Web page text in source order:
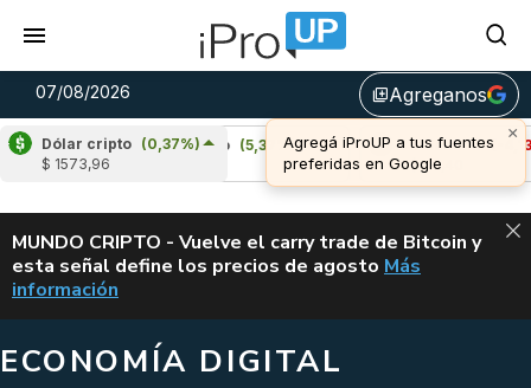
07/08/2026 library_addAgreganos
Dólar cripto (0,37%)
$ 1573,96
Cardano (5,37%)
Avalanche
(-4,13%)
u$s 6,40
ALERTA
MUNDO CRIPTO - Vuelve el carry trade de Bitcoin y
esta señal define los precios de agosto VUELVE EL
Más
información
ECONOMÍA DIGITAL